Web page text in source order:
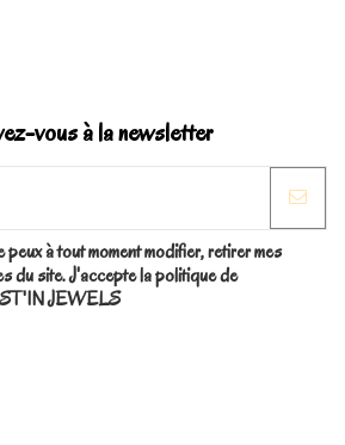
vous à la newsletter
peux à tout moment modifier, retirer mes
du site. J'accepte la politique de
JEWELS